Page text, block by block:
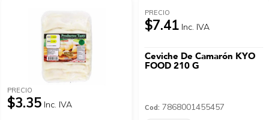
PRECIO
$3.35 Inc. IVA
PRECIO
$7.41 Inc. IVA
Ceviche De Camarón KYO
FOOD 210 G
Cod: 7868001455457